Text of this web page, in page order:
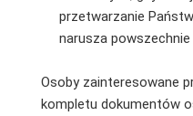
przetwarzanie
narusza
Osoby zainteresowane
kompletu dokumentów